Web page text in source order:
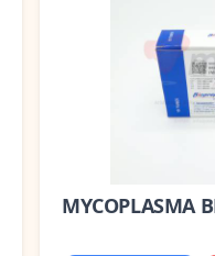
MYCOPLASMA